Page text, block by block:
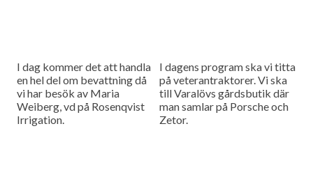
I dag kommer det att handla
en hel del om bevattning då
vi har besök av Maria
Weiberg, vd på Rosenqvist
Irrigation.
I dagens program ska vi titta
på veterantraktorer. Vi ska
till Varalövs gårdsbutik där
man samlar på Porsche och
Zetor.